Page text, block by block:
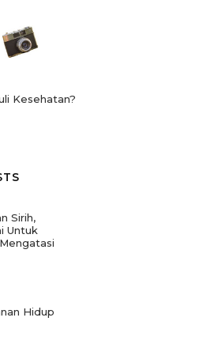
Kesehatan?
Sirih,
Untuk
Hidup